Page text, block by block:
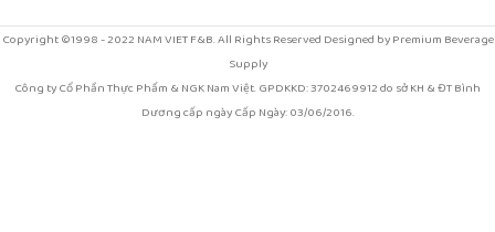
Copyright ©1998 - 2022 NAM VIET F&B. All Rights Reserved Designed by Premium Beverage
Supply
Công ty Cổ Phần Thực Phẩm & NGK Nam Việt. GPDKKD: 3702469912 do sở KH & ĐT Bình
Dương cấp ngày Cấp Ngày: 03/06/2016.